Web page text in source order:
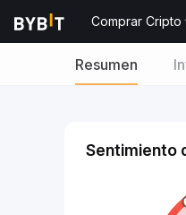
Comprar Cripto
Resumen
Sentimiento